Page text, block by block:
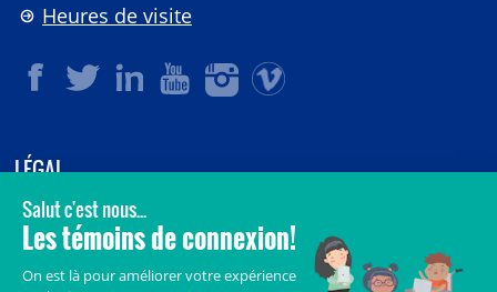
Heures de visite
LÉGAL
© 2006-2026CHU Sainte-Justine.
Tous droits réservés.
Crédits